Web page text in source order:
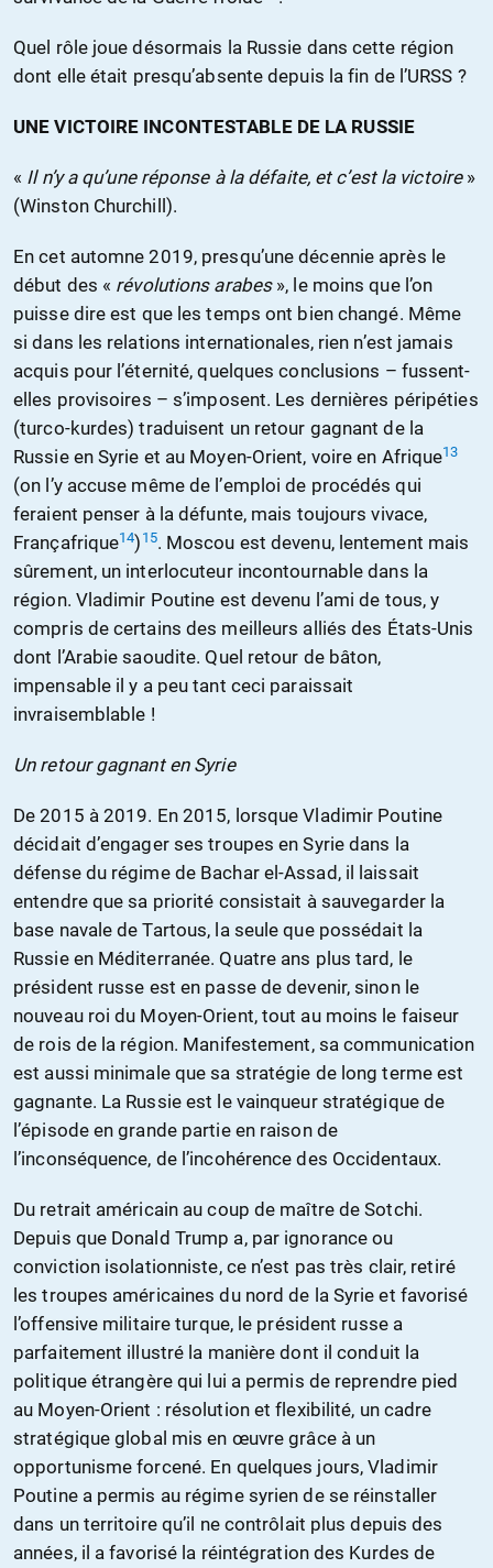
Quel rôle joue désormais la Russie dans cette région
dont elle était presqu’absente depuis la fin de l’URSS ?
UNE VICTOIRE INCONTESTABLE DE LA RUSSIE
« Il n’y a qu’une réponse à la défaite, et c’est la victoire»
(Winston Churchill).
En cet automne 2019, presqu’une décennie après le
début des « révolutions arabes», le moins que l’on
puisse dire est que les temps ont bien changé. Même
si dans les relations internationales, rien n’est jamais
acquis pour l’éternité, quelques conclusions – fussent-
elles provisoires – s’imposent. Les dernières péripéties
(turco-kurdes) traduisent un retour gagnant de la
Russie en Syrie et au Moyen-Orient, voire en Afrique13
(on l’y accuse même de l’emploi de procédés qui
feraient penser à la défunte, mais toujours vivace,
Françafrique14) 15. Moscou est devenu, lentement mais
sûrement, un interlocuteur incontournable dans la
région. Vladimir Poutine est devenu l’ami de tous, y
compris de certains des meilleurs alliés des États-Unis
dont l’Arabie saoudite. Quel retour de bâton,
impensable il y a peu tant ceci paraissait
invraisemblable !
Un retour gagnant en Syrie
De 2015 à 2019. En 2015, lorsque Vladimir Poutine
décidait d’engager ses troupes en Syrie dans la
défense du régime de Bachar el-Assad, il laissait
entendre que sa priorité consistait à sauvegarder la
base navale de Tartous, la seule que possédait la
Russie en Méditerranée. Quatre ans plus tard, le
président russe est en passe de devenir, sinon le
nouveau roi du Moyen-Orient, tout au moins le faiseur
de rois de la région. Manifestement, sa communication
est aussi minimale que sa stratégie de long terme est
gagnante. La Russie est le vainqueur stratégique de
l’épisode en grande partie en raison de
l’inconséquence, de l’incohérence des Occidentaux.
Du retrait américain au coup de maître de Sotchi.
Depuis que Donald Trump a, par ignorance ou
conviction isolationniste, ce n’est pas très clair, retiré
les troupes américaines du nord de la Syrie et favorisé
l’offensive militaire turque, le président russe a
parfaitement illustré la manière dont il conduit la
politique étrangère qui lui a permis de reprendre pied
au Moyen-Orient : résolution et flexibilité, un cadre
stratégique global mis en œuvre grâce à un
opportunisme forcené. En quelques jours, Vladimir
Poutine a permis au régime syrien de se réinstaller
dans un territoire qu’il ne contrôlait plus depuis des
années, il a favorisé la réintégration des Kurdes de